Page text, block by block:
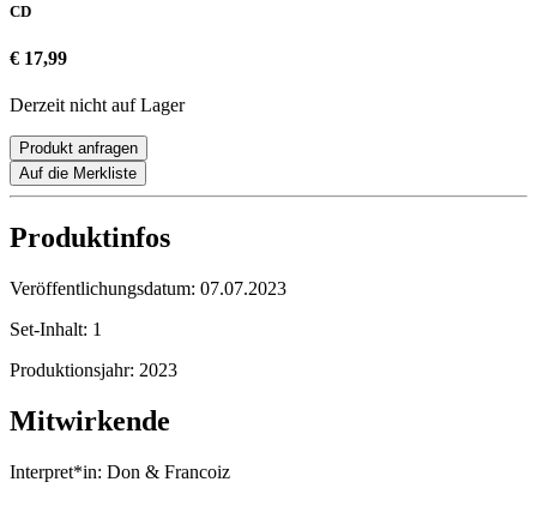
CD
€ 17,99
Derzeit nicht auf Lager
Produkt anfragen
Auf die Merkliste
Produktinfos
Veröffentlichungsdatum: 07.07.2023
Set-Inhalt: 1
Produktionsjahr: 2023
Mitwirkende
Interpret*in: Don & Francoiz